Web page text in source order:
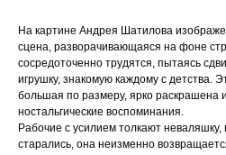
На картине Андрея Шатилова
сцена, разворачивающаяся на фоне
сосредоточенно трудятся, пытаясь
игрушку, знакомую каждому с детства.
большая по размеру, ярко раскрашена
ностальгические воспоминания.
Рабочие с усилием толкают неваляшку,
старались, она неизменно